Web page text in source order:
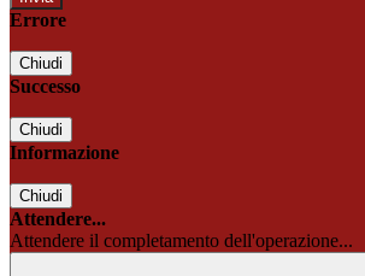
Errore
Chiudi
Successo
Chiudi
Informazione
Chiudi
Attendere...
Attendere il completamento dell'operazione...